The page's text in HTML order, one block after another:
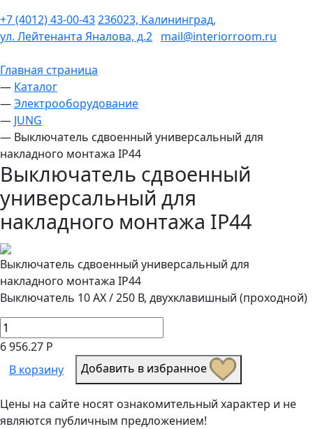
+7 (4012) 43-00-43236023, Калининград,
ул. Лейтенанта Яналова, д.2 mail@interiorroom.ru
Главная страница
— Каталог
—Электрооборудование
— JUNG
— Выключатель сдвоенный универсальный для
накладного монтажа IP44
Выключатель сдвоенный
универсальный для
накладного монтажа IP44
Выключатель сдвоенный универсальный для
накладного монтажа IP44
Выключатель 10 AX / 250 В, двухклавишный (проходной)
6 956.27 Р
В корзину
Добавить в избранное
Цены на сайте носят ознакомительный характер и не
являются публичным предложением!